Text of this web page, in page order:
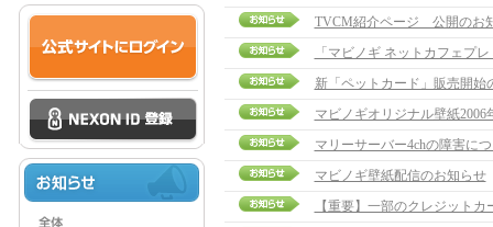
TVCM紹介ページ 公開のお
「マビノギ ネットカフェプ
新「ペットカード」販売開始
マビノギオリジナル壁紙
マリーサーバー4chの障害に
マビノギ壁紙配信のお知らせ
【重要】一部のクレジット